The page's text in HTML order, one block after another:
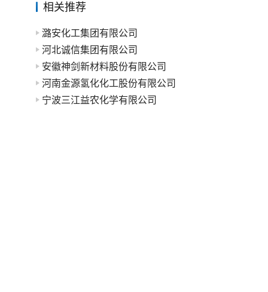
相关推荐
潞安化工集团有限公司
河北诚信集团有限公司
安徽神剑新材料股份有限公司
河南金源氢化化工股份有限公司
宁波三江益农化学有限公司